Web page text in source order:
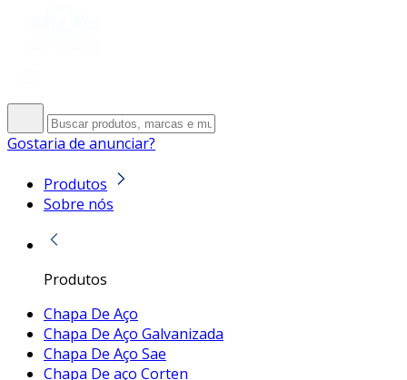
Gostaria de anunciar?
Produtos
Sobre nós
Produtos
Chapa De Aço
Chapa De Aço Galvanizada
Chapa De Aço Sae
Chapa De aço Corten